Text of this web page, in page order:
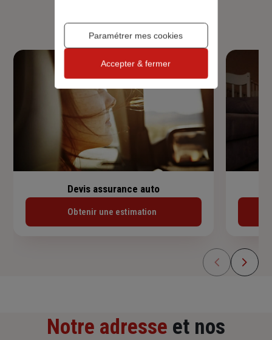
Devis assurance auto
Obtenir une estimation
Notre adresse et nos
Paramétrer mes cookies
Accepter & fermer